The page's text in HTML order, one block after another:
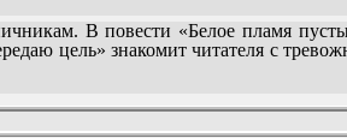
В повести «Белое пламя
цель» знакомит читателя с